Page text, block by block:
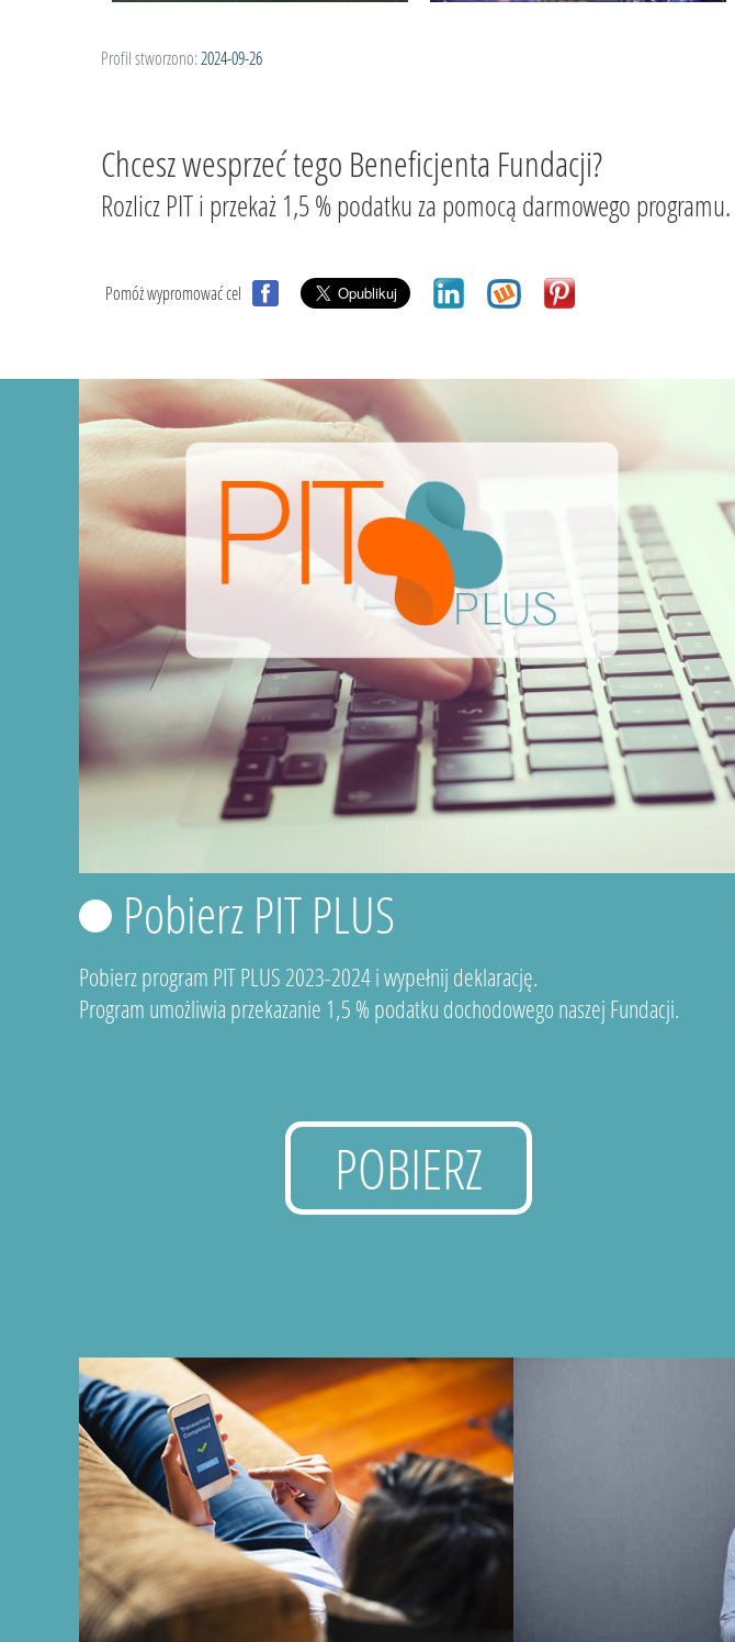
Profil stworzono: 2024-09-26
Chcesz wesprzeć tego Beneficjenta Fundacji?
Rozlicz PIT i przekaż 1,5 % podatku za pomocą darmowego programu.
Pomóż wypromować cel
Pobierz PIT PLUS
Pobierz program PIT PLUS 2023-2024 i wypełnij deklarację.
Program umożliwia przekazanie 1,5 % podatku dochodowego naszej Fundacji.
POBIERZ